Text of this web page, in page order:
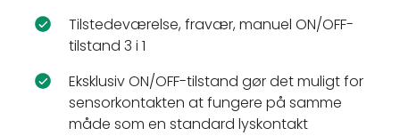
Tilstedeværelse, fravær, manuel ON/OFF-
tilstand 3 i 1
Eksklusiv ON/OFF-tilstand gør det muligt for
sensorkontakten at fungere på samme
måde som en standard lyskontakt